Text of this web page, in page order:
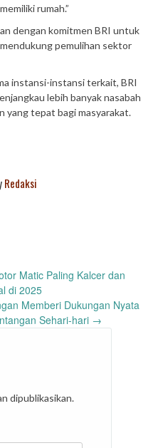
rumah.”
dengan komitmen BRI untuk
pemulihan sektor
instansi-instansi terkait, BRI
lebih banyak nasabah
yang tepat bagi masyarakat.
Redaksi
Matic Paling Kalcer dan
di 2025
Memberi Dukungan Nyata
Sehari-hari →
dipublikasikan.